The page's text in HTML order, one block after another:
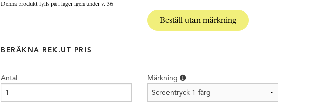
Denna produkt fylls på i lager igen under v. 36
Beställ utan märkning
BERÄKNA REK.UT PRIS
Antal Märkning